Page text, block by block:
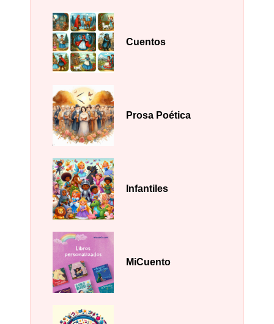
Cuentos
Prosa Poética
Infantiles
MiCuento